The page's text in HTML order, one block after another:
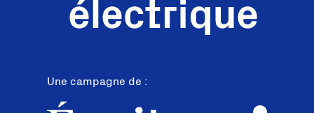
Une campagne de :